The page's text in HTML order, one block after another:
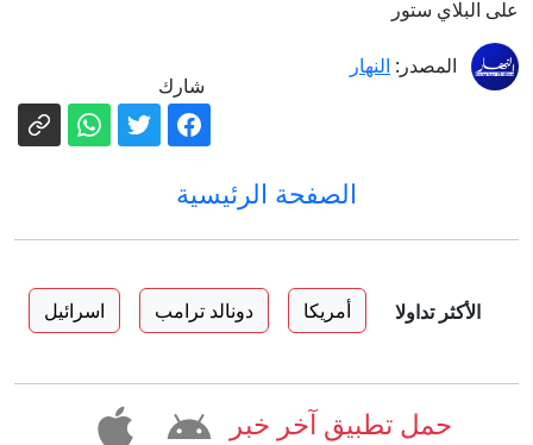
على البلاي ستور
المصدر: النهار
شارك
الصفحة الرئيسية
الأكثر تداولا أمريكا دونالد ترامب اسرائيل
حمل تطبيق آخر خبر